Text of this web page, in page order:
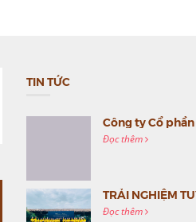
TIN TỨC
Đọc thêm
Đọc thêm